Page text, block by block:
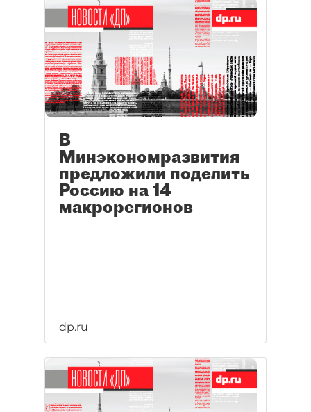
В
Минэкономразвития
предложили поделить
Россию на 14
макрорегионов
dp.ru